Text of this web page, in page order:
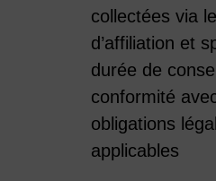
collectées via
d’affiliation et
durée de
conformité
obligations
applicables